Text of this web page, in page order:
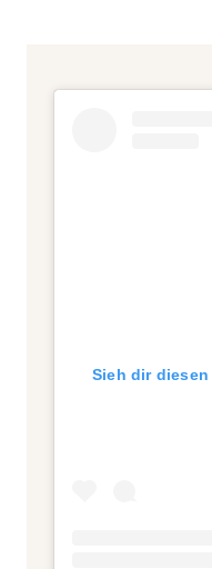
Sieh dir